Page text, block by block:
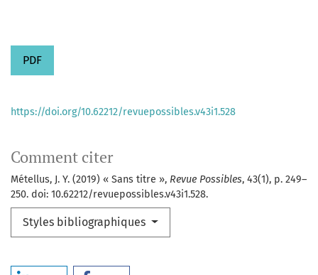
PDF
Comment citer
Métellus, J. Y. (2019) « Sans titre », Revue Possibles, 43(1), p. 249–
250. doi: 10.62212/revuepossibles.v43i1.528.
Styles bibliographiques
https://doi.org/10.62212/revuepossibles.v43i1.528